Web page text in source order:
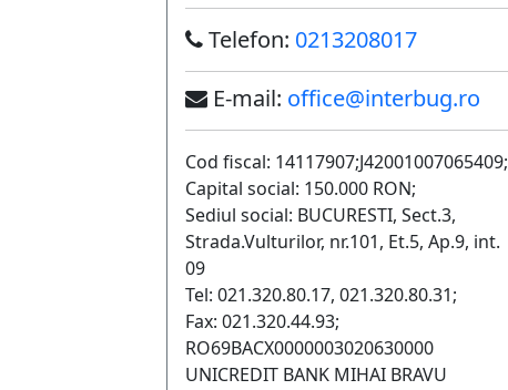
Telefon: 0213208017
E-mail: office@interbug.ro
Cod fiscal: 14117907;J42001007065409;
Capital social: 150.000 RON;
Sediul social: BUCURESTI, Sect.3,
Strada.Vulturilor, nr.101, Et.5, Ap.9, int.
09
Tel: 021.320.80.17, 021.320.80.31;
Fax: 021.320.44.93;
RO69BACX0000003020630000
UNICREDIT BANK MIHAI BRAVU